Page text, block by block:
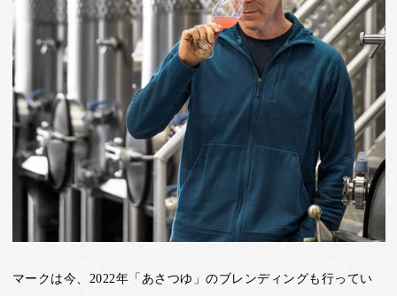
マークは今、2022年「あさつゆ」のブレンディングも行ってい